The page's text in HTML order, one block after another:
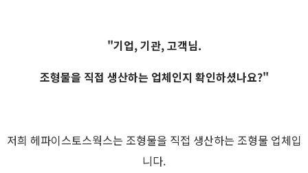
"기업, 기관, 고객님.
조형물을 직접 생산하는 업체인지 확인하셨나요?"
저희 헤파이스토스웍스는 조형물을 직접 생산하는 조형물 업체입
니다.